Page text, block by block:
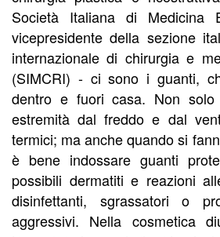
Società Italiana di Medicina
vicepresidente della sezione
internazionale di chirurgia e
(SIMCRI) - ci sono i guanti,
dentro e fuori casa. Non
estremità dal freddo e dal
termici; ma anche quando si
è bene indossare guanti
possibili dermatiti e reazioni
disinfettanti, sgrassatori o
aggressivi. Nella cosmetica